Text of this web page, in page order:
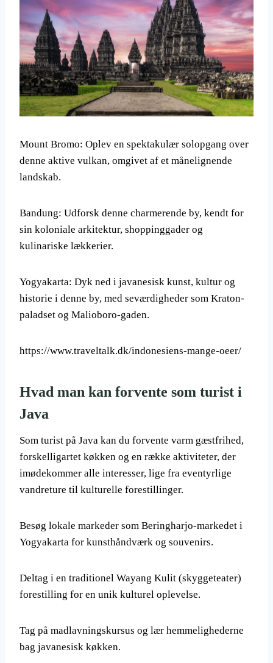
Mount Bromo: Oplev en spektakulær solopgang over
denne aktive vulkan, omgivet af et månelignende
landskab.
Bandung: Udforsk denne charmerende by, kendt for
sin koloniale arkitektur, shoppinggader og
kulinariske lækkerier.
Yogyakarta: Dyk ned i javanesisk kunst, kultur og
historie i denne by, med seværdigheder som Kraton-
paladset og Malioboro-gaden.
https://www.traveltalk.dk/indonesiens-mange-oeer/
Hvad man kan forvente som turist i
Java
Som turist på Java kan du forvente varm gæstfrihed,
forskelligartet køkken og en række aktiviteter, der
imødekommer alle interesser, lige fra eventyrlige
vandreture til kulturelle forestillinger.
Besøg lokale markeder som Beringharjo-markedet i
Yogyakarta for kunsthåndværk og souvenirs.
Deltag i en traditionel Wayang Kulit (skyggeteater)
forestilling for en unik kulturel oplevelse.
Tag på madlavningskursus og lær hemmelighederne
bag javanesisk køkken.